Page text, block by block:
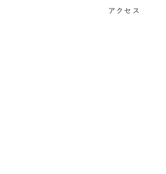
アクセス